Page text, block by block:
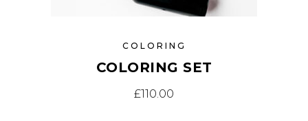
COLORING
COLORING SET
£110.00